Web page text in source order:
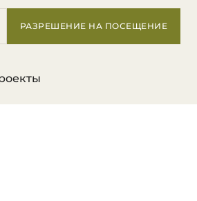
РАЗРЕШЕНИЕ НА ПОСЕЩЕНИЕ